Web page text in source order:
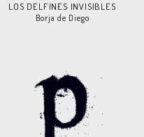
LOS DELFINES INVISIBLES
Borja de Diego